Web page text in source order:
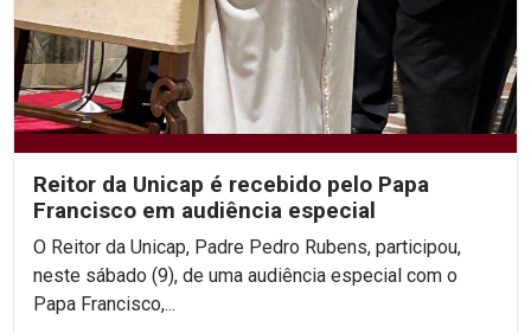
Reitor da Unicap é recebido pelo Papa
Francisco em audiência especial
O Reitor da Unicap, Padre Pedro Rubens, participou,
neste sábado (9), de uma audiência especial com o
Papa Francisco,...